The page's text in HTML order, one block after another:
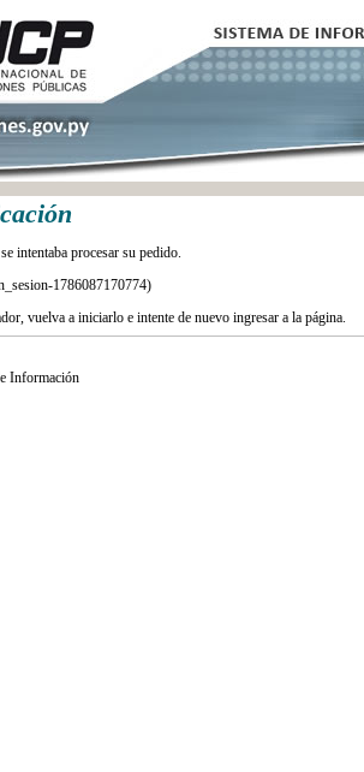
intentaba procesar su pedido.
1786087170774)
vuelva a iniciarlo e intente de nuevo ingresar a la página.
Información